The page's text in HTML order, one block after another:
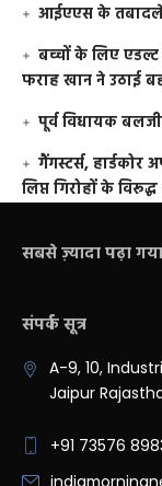
आईएएस के
बच्चों के लिए
फराह खान ने उठाई
पूर्व विधायक
गैंगस्टर्स,
लिप्त गिरोहों के
सबसे ज़्यादा पढ़ा गया
संपर्क सूत्र
A-9, 10,
Jaipur
+91 73576